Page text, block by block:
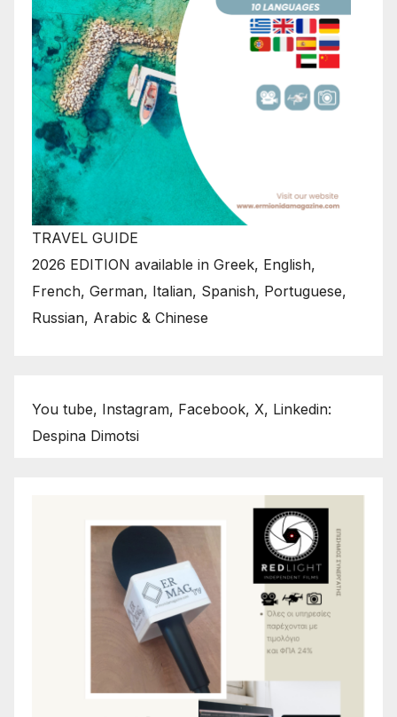
TRAVEL GUIDE
2026 EDITION available in Greek, English,
French, German, Italian, Spanish, Portuguese,
Russian, Arabic & Chinese
You tube, Instagram, Facebook, X, Linkedin:
Despina Dimotsi